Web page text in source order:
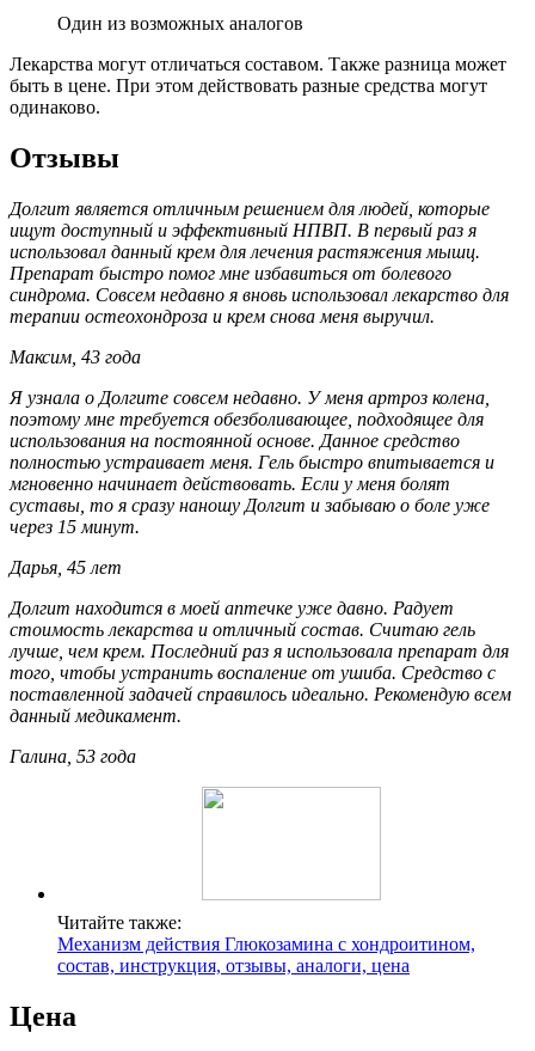
Один из возможных аналогов
Лекарства могут отличаться составом. Также разница может
быть в цене. При этом действовать разные средства могут
одинаково.
Отзывы
Долгит является отличным решением для людей, которые
ищут доступный и эффективный НПВП. В первый раз я
использовал данный крем для лечения растяжения мышц.
Препарат быстро помог мне избавиться от болевого
синдрома. Совсем недавно я вновь использовал лекарство для
терапии остеохондроза и крем снова меня выручил.
Максим, 43 года
Я узнала о Долгите совсем недавно. У меня артроз колена,
поэтому мне требуется обезболивающее, подходящее для
использования на постоянной основе. Данное средство
полностью устраивает меня. Гель быстро впитывается и
мгновенно начинает действовать. Если у меня болят
суставы, то я сразу наношу Долгит и забываю о боле уже
через 15 минут.
Дарья, 45 лет
Долгит находится в моей аптечке уже давно. Радует
стоимость лекарства и отличный состав. Считаю гель
лучше, чем крем. Последний раз я использовала препарат для
того, чтобы устранить воспаление от ушиба. Средство с
поставленной задачей справилось идеально. Рекомендую всем
данный медикамент.
Галина, 53 года
Читайте также:
Механизм действия Глюкозамина с хондроитином,
состав, инструкция, отзывы, аналоги, цена
Цена